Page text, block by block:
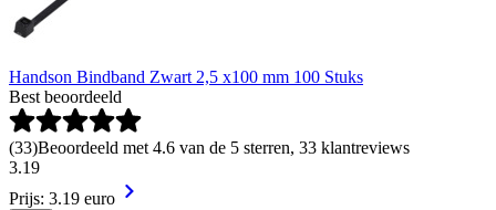
Handson Bindband Zwart 2,5 x100 mm 100 Stuks
Best beoordeeld
(33)Beoordeeld met 4.6 van de 5 sterren, 33 klantreviews
3.19
Prijs: 3.19 euro